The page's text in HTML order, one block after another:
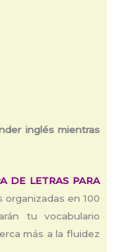
inglés mientras
DE LETRAS PARA
organizadas en 100
tu vocabulario
más a la fluidez